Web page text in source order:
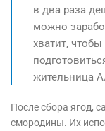
в два раза
можно
хватит,
жительница
После сбора ягод,
смородины. Их